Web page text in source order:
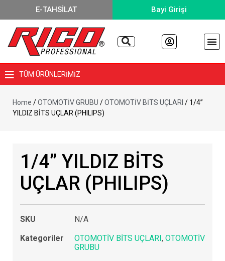
E-TAHSİLAT Bayi Girişi
TÜM ÜRÜNLERİMİZ
Home /OTOMOTİV GRUBU /OTOMOTİV BİTS UÇLARI / 1/4”
YILDIZ BİTS UÇLAR (PHILIPS)
1/4” YILDIZ BİTS
UÇLAR (PHILIPS)
SKU
N/A
Kategoriler
OTOMOTİV BİTS UÇLARI , OTOMOTİV
GRUBU